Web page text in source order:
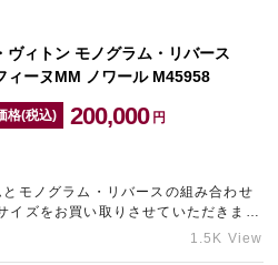
ヴィトン モノグラム・リバース
ィーヌMM ノワール M45958
格(税込) 200,000 円
モノグラム・リバースの組み合わせ
イズをお買い取りさせていただきまし
た。 レトロな雰囲気が人気のバッグです。 ご不要になられたヴ…
1.5K View